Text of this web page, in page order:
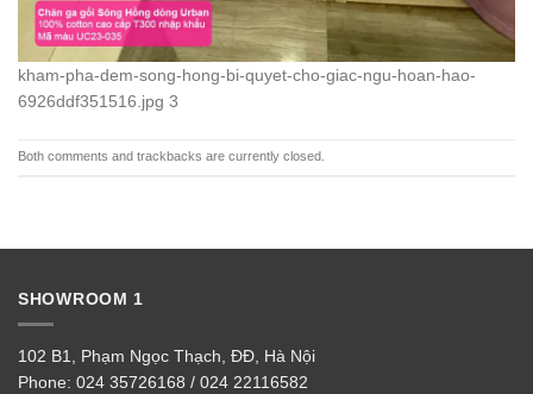
kham-pha-dem-song-hong-bi-quyet-cho-giac-ngu-hoan-hao-
6926ddf351516.jpg 3
Both comments and trackbacks are currently closed.
SHOWROOM 1
102 B1, Phạm Ngọc Thạch, ĐĐ, Hà Nội
Phone: 024 35726168 / 024 22116582